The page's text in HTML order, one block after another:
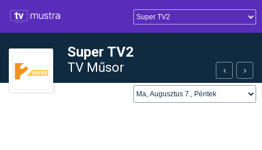
Super TV2
TV Műsor